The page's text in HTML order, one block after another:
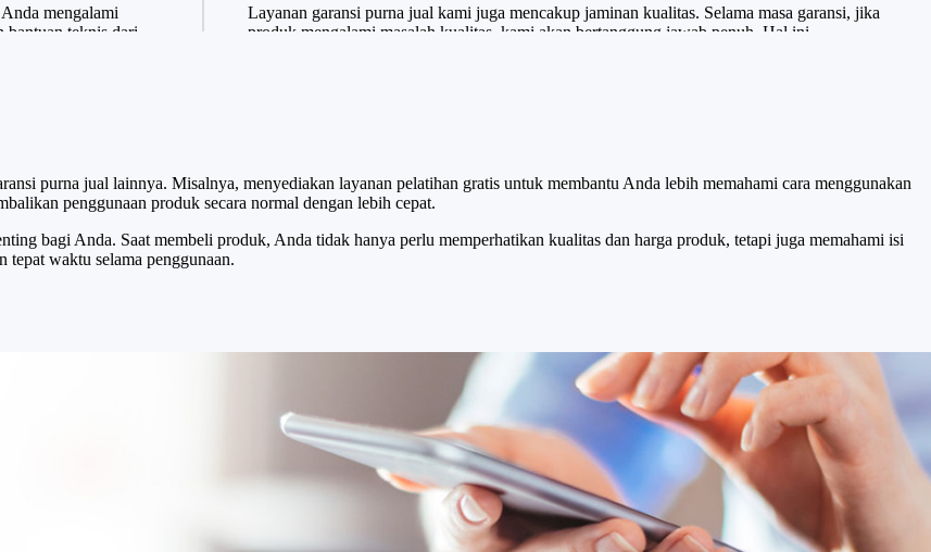
mengalami
bantuan teknis dari
Layanan garansi purna jual kami juga mencakup jaminan kualitas. Selama masa garansi, jika
produk mengalami masalah kualitas, kami akan bertanggung jawab penuh. Hal ini
purna jual lainnya. Misalnya, menyediakan layanan pelatihan gratis untuk membantu Anda lebih memahami cara menggunakan
penggunaan produk secara normal dengan lebih cepat.
bagi Anda. Saat membeli produk, Anda tidak hanya perlu memperhatikan kualitas dan harga produk, tetapi juga memahami isi
tepat waktu selama penggunaan.